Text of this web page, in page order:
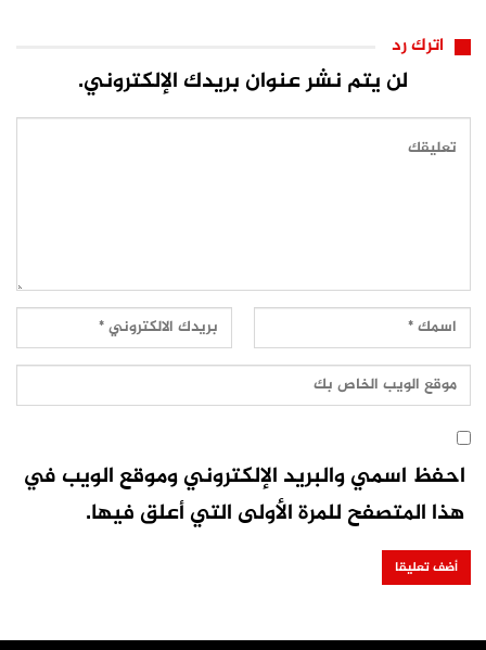
اترك رد
لن يتم نشر عنوان بريدك الإلكتروني.
احفظ اسمي والبريد الإلكتروني وموقع الويب في
هذا المتصفح للمرة الأولى التي أعلق فيها.